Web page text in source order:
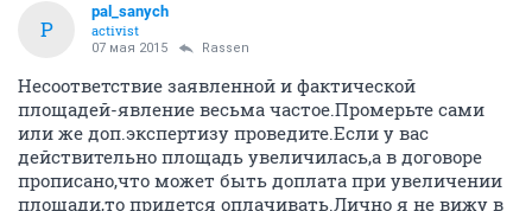
P
pal_sanych
activist
07 мая 2015 Rassen
Несоответствие заявленной и фактической
площадей-явление весьма частое.Промерьте сами
или же доп.экспертизу проведите.Если у вас
действительно площадь увеличилась,а в договоре
прописано,что может быть доплата при увеличении
площади,то придется оплачивать.Лично я не вижу в